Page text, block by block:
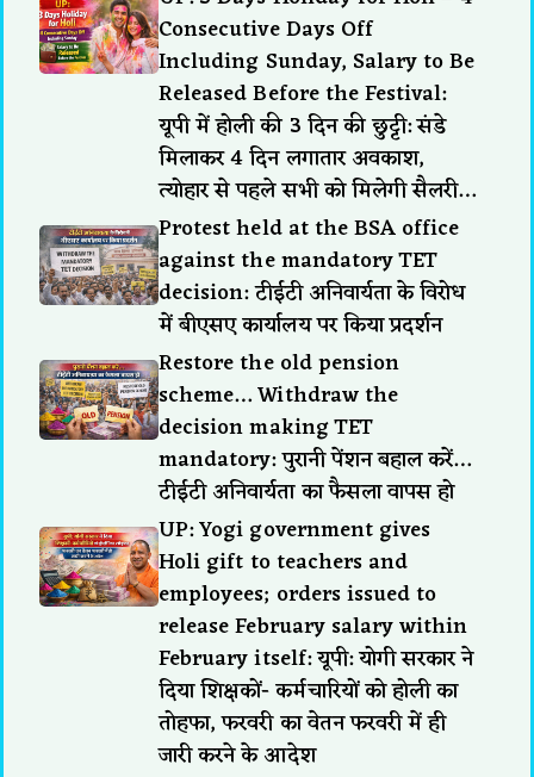
Consecutive Days Off
Including Sunday, Salary to Be
Released Before the Festival:
यूपी में होली की 3 दिन की छुट्टी: संडे
मिलाकर 4 दिन लगातार अवकाश,
त्योहार से पहले सभी को मिलेगी सैलरी…
Protest held at the BSA office
against the mandatory TET
decision: टीईटी अनिवार्यता के विरोध
में बीएसए कार्यालय पर किया प्रदर्शन
Restore the old pension
scheme… Withdraw the
decision making TET
mandatory: पुरानी पेंशन बहाल करें…
टीईटी अनिवार्यता का फैसला वापस हो
UP: Yogi government gives
Holi gift to teachers and
employees; orders issued to
release February salary within
February itself: यूपी: योगी सरकार ने
दिया शिक्षकों- कर्मचारियों को होली का
तोहफा, फरवरी का वेतन फरवरी में ही
जारी करने के आदेश